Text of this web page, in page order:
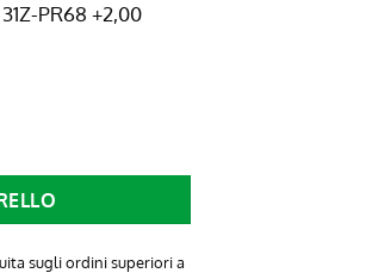
PR68 +2,00
PR68 +2,00 DIOT quantità
sugli ordini superiori a